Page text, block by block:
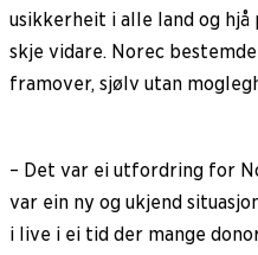
usikkerheit i alle land og
skje vidare. Norec
framover, sjølv utan
– Det var ei utfordring for
var ein ny og ukjend
i live i ei tid der mange